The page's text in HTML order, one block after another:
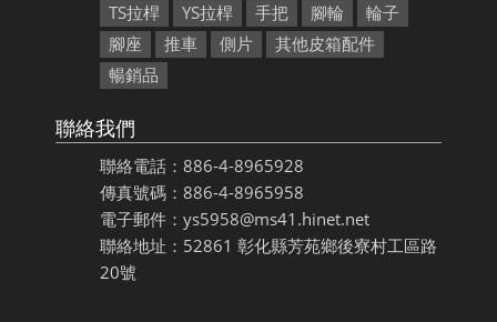
TS拉桿 YS拉桿 手把 腳輪
輪子
腳座
推車 側片
其他皮箱配件
暢銷品
聯絡我們
聯絡電話：886-4-8965928
傳真號碼：886-4-8965958
電子郵件：ys5958@ms41.hinet.net
聯絡地址：52861 彰化縣芳苑鄉後寮村工區路
20號